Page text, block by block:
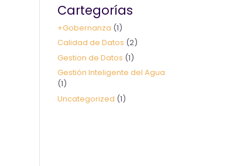
Cartegorías
+Gobernanza (1)
Calidad de Datos (2)
Gestion de Datos (1)
Gestión Inteligente del Agua
(1)
Uncategorized (1)